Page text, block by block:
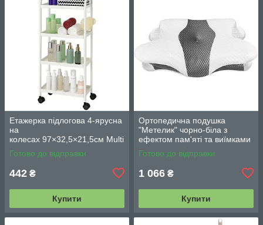
Етажерка підлогова 4-ярусна
на
колесах 97×32,5×21,5см Multi
fucntion Rack JC606
/ Підлогова вузька стелаж-
Готово до відправки
442 ₴
Купити
Ортопедична подушка
"Метелик" чорно-біла з
ефектом пам'яті та виїмками
для рук/ Анатомічна подушка
для голови, шиї
Готово до відправки
1 066 ₴
Купити